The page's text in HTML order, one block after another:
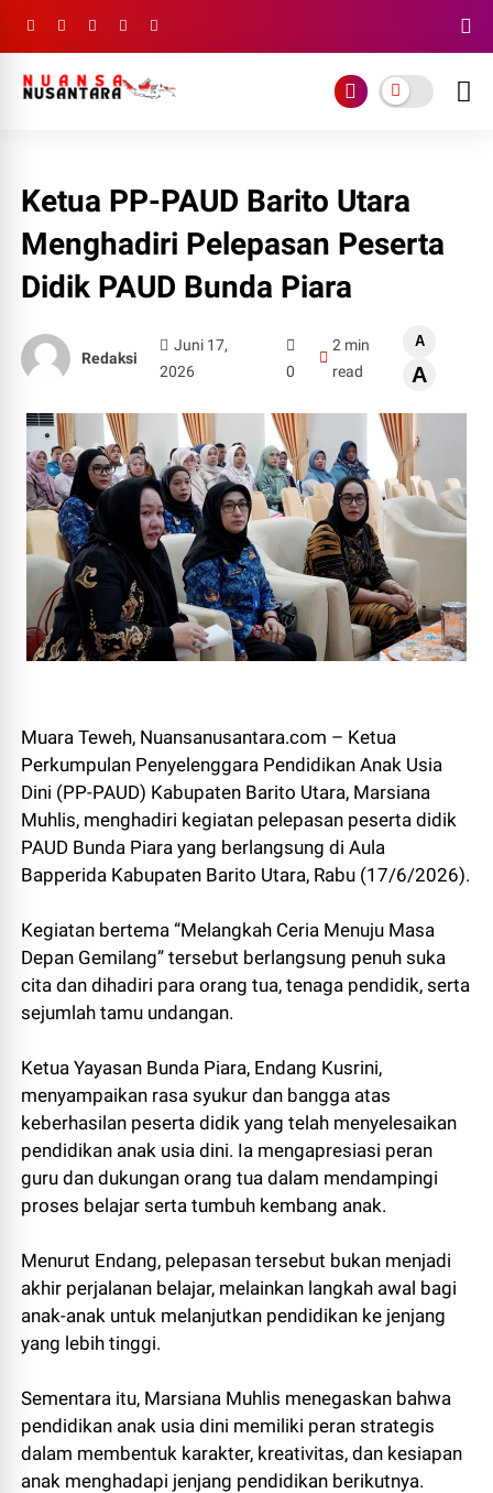
Ketua PP-PAUD Barito Utara
Menghadiri Pelepasan Peserta
Didik PAUD Bunda Piara
Redaksi
Juni 17,
2026
0
2 min
read
A
A
Muara Teweh, Nuansanusantara.com – Ketua
Perkumpulan Penyelenggara Pendidikan Anak Usia
Dini (PP-PAUD) Kabupaten Barito Utara, Marsiana
Muhlis, menghadiri kegiatan pelepasan peserta didik
PAUD Bunda Piara yang berlangsung di Aula
Bapperida Kabupaten Barito Utara, Rabu (17/6/2026).
Kegiatan bertema “Melangkah Ceria Menuju Masa
Depan Gemilang” tersebut berlangsung penuh suka
cita dan dihadiri para orang tua, tenaga pendidik, serta
sejumlah tamu undangan.
Ketua Yayasan Bunda Piara, Endang Kusrini,
menyampaikan rasa syukur dan bangga atas
keberhasilan peserta didik yang telah menyelesaikan
pendidikan anak usia dini. Ia mengapresiasi peran
guru dan dukungan orang tua dalam mendampingi
proses belajar serta tumbuh kembang anak.
Menurut Endang, pelepasan tersebut bukan menjadi
akhir perjalanan belajar, melainkan langkah awal bagi
anak-anak untuk melanjutkan pendidikan ke jenjang
yang lebih tinggi.
Sementara itu, Marsiana Muhlis menegaskan bahwa
pendidikan anak usia dini memiliki peran strategis
dalam membentuk karakter, kreativitas, dan kesiapan
anak menghadapi jenjang pendidikan berikutnya.